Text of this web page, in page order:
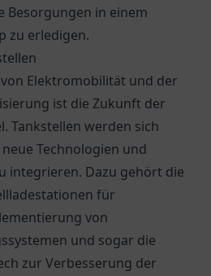
Besorgungen in einem
zu erledigen.
Elektromobilität und der
ist die Zukunft der
Tankstellen werden sich
Technologien und
integrieren. Dazu gehört die
für
von
und sogar die
zur Verbesserung der